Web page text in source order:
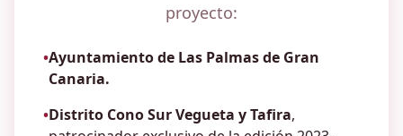
proyecto:
•Ayuntamiento de Las Palmas de Gran
Canaria.
•Distrito Cono Sur Vegueta y Tafira,